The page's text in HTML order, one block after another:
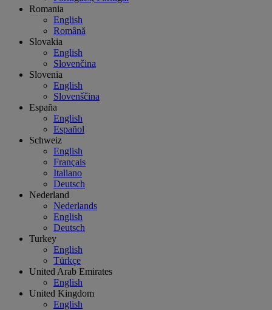
Romania
English
Română
Slovakia
English
Slovenčina
Slovenia
English
Slovenščina
España
English
Español
Schweiz
English
Français
Italiano
Deutsch
Nederland
Nederlands
English
Deutsch
Turkey
English
Türkçe
United Arab Emirates
English
United Kingdom
English